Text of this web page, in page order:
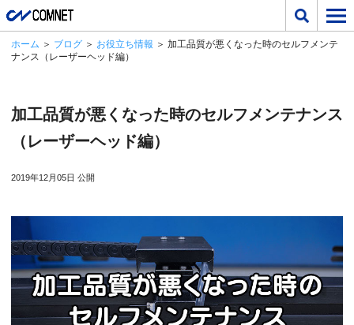
ホーム ＞ ブログ ＞ お役立ち情報 ＞ 加工品質が悪くなった時のセルフメンテ
ナンス（レーザーヘッド編）
加工品質が悪くなった時のセルフメンテナンス
（レーザーヘッド編）
2019年12月05日 公開